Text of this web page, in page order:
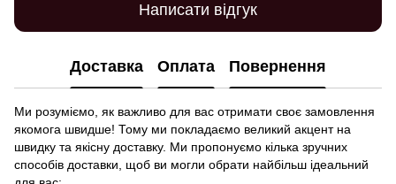
Написати відгук
Доставка Оплата Повернення
Ми розуміємо, як важливо для вас отримати своє замовлення
якомога швидше! Тому ми покладаємо великий акцент на
швидку та якісну доставку. Ми пропонуємо кілька зручних
способів доставки, щоб ви могли обрати найбільш ідеальний